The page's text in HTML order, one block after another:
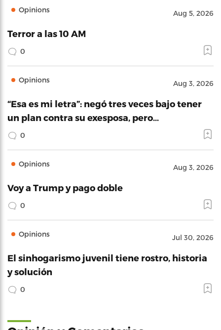
Opinions Aug 5, 2026
Terror a las 10 AM
0
Opinions Aug 3, 2026
“Esa es mi letra”: negó tres veces bajo tener
un plan contra su exesposa, pero…
0
Opinions Aug 3, 2026
Voy a Trump y pago doble
0
Opinions Jul 30, 2026
El sinhogarismo juvenil tiene rostro, historia
y solución
0